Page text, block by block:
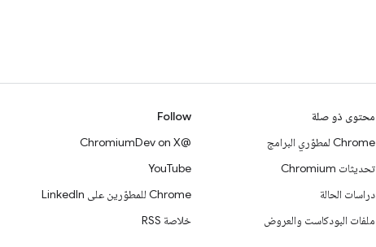
محتوى ذو صلة
Chrome لمطوّري البرامج
تحديثات Chromium
دراسات الحالة
ملفات البودكاست والعروض
Follow
@ChromiumDev on X
YouTube
Chrome للمطوّرين على LinkedIn
خلاصة RSS